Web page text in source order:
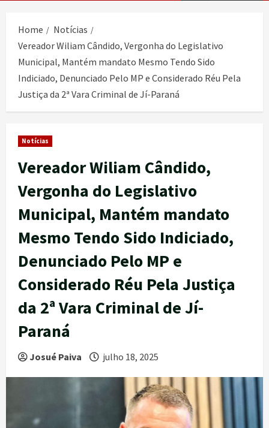
Home
Notícias
Vereador Wiliam Cândido, Vergonha do Legislativo
Municipal, Mantém mandato Mesmo Tendo Sido
Indiciado, Denunciado Pelo MP e Considerado Réu Pela
Justiça da 2ª Vara Criminal de Jí-Paraná
Notícias
Vereador Wiliam Cândido,
Vergonha do Legislativo
Municipal, Mantém mandato
Mesmo Tendo Sido Indiciado,
Denunciado Pelo MP e
Considerado Réu Pela Justiça
da 2ª Vara Criminal de Jí-
Paraná
Josué Paiva julho 18, 2025